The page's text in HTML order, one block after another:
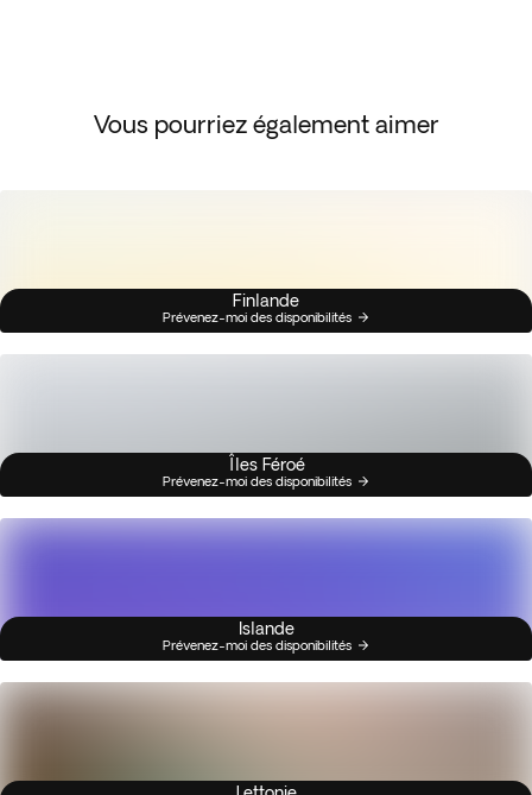
Vous pourriez également aimer
Finlande
Prévenez-moi des disponibilités
Îles Féroé
Prévenez-moi des disponibilités
Islande
Prévenez-moi des disponibilités